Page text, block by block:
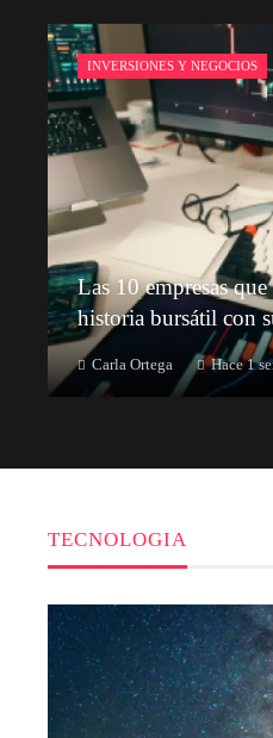
INVERSIONES Y NEGOCIOS
Las 10 empresas
historia bursátil con
Carla Ortega Hace 1
TECNOLOGIA